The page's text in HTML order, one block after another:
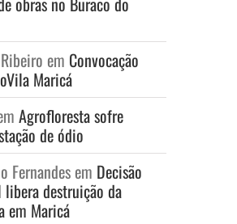
em Convocação
Maricá
Agrofloresta sofre
de ódio
Fernandesem Decisão
destruição da
em Maricá